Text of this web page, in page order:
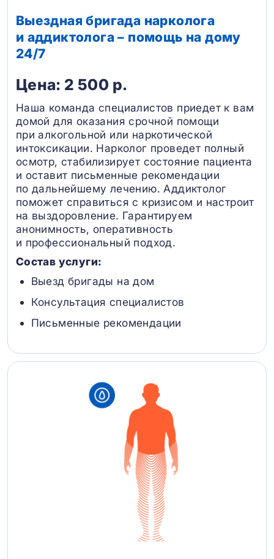
Выездная бригада нарколога
и аддиктолога – помощь на дому
24/7
Цена: 2 500 р.
Наша команда специалистов приедет к вам
домой для оказания срочной помощи
при алкогольной или наркотической
интоксикации. Нарколог проведет полный
осмотр, стабилизирует состояние пациента
и оставит письменные рекомендации
по дальнейшему лечению. Аддиктолог
поможет справиться с кризисом и настроит
на выздоровление. Гарантируем
анонимность, оперативность
и профессиональный подход.
Состав услуги:
Выезд бригады на дом
Консультация специалистов
Письменные рекомендации